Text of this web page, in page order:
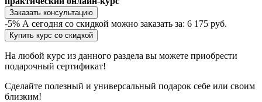
Заказать консультацию
-5% А сегодня со скидкой можно заказать за: 6 175 руб.
Купить курс со скидкой
На любой курс из данного раздела вы можете приобрести
подарочный сертификат!
Сделайте полезный и универсальный подарок себе или своим
близким!